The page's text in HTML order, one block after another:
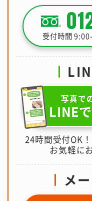
受付時間
写真で
LINE
24時間受付OK
お気軽に
メ